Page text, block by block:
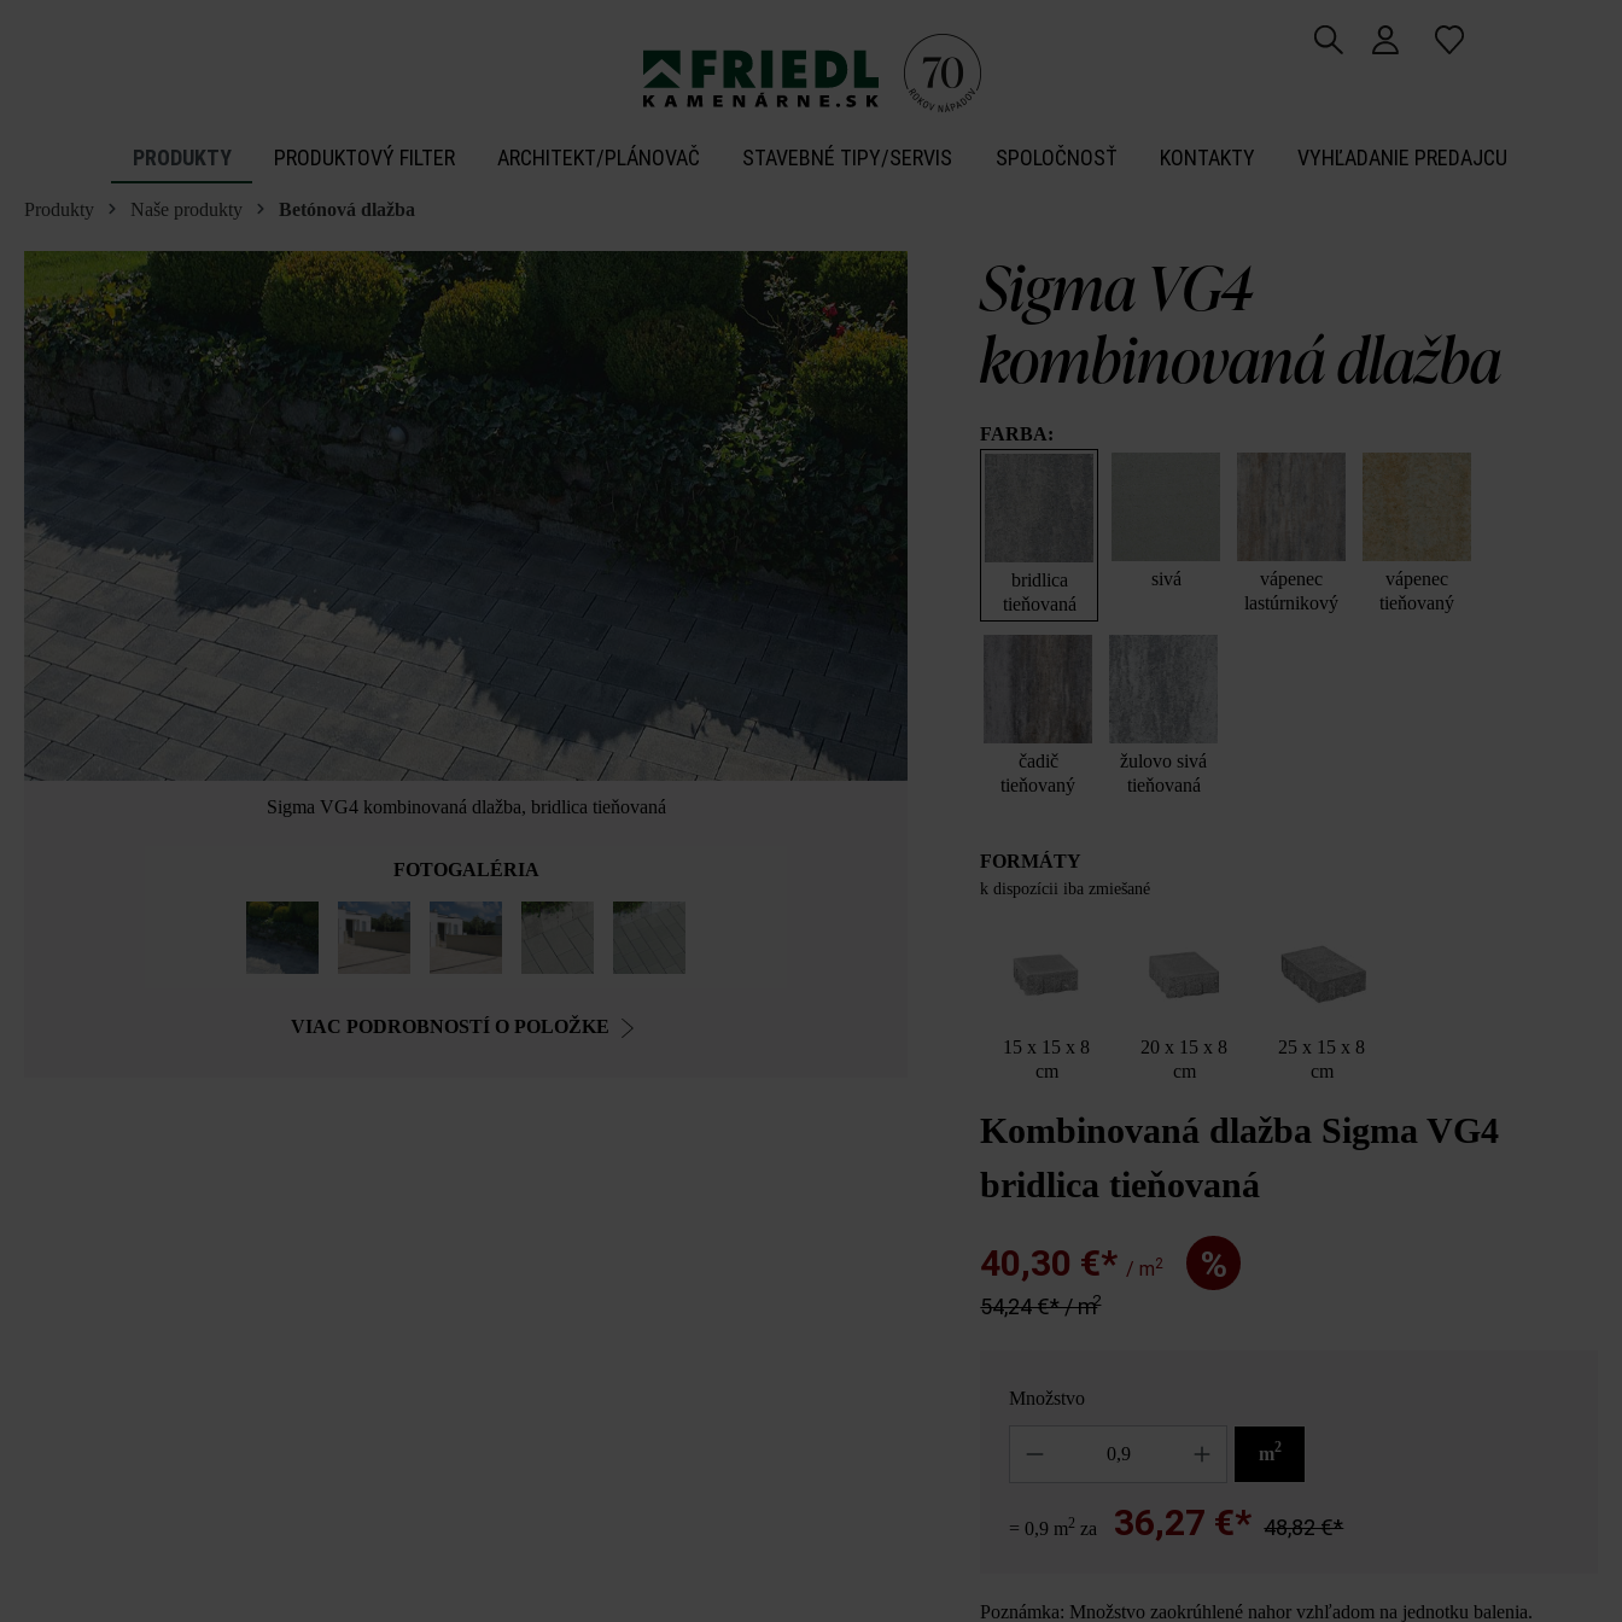
PRODUKTY PRODUKTOVÝ FILTER ARCHITEKT/PLÁNOVAČ STAVEBNÉ TIPY/SERVIS SPOLOČNOSŤ KONTAKTY VYHĽADANIE PREDAJCU
Produkty Naše produkty Betónová dlažba
Sigma VG4 kombinovaná dlažba, bridlica tieňovaná
FOTOGALÉRIA
VIAC PODROBNOSTÍ O POLOŽKE
Sigma VG4
kombinovaná dlažba
FARBA:
bridlica
tieňovaná
sivá
vápenec
lastúrnikový
vápenec
tieňovaný
čadič
tieňovaný
žulovo sivá
tieňovaná
FORMÁTY
k dispozícii iba zmiešané
15 x 15 x 8
cm
20 x 15 x 8
cm
25 x 15 x 8
cm
Kombinovaná dlažba Sigma VG4
bridlica tieňovaná
40,30 €* / m2 %
54,24 €* / m2
Množstvo
m2
= 0,9 m2 za 36,27 €* 48,82 €*
Poznámka: Množstvo zaokrúhlené nahor vzhľadom na jednotku balenia.